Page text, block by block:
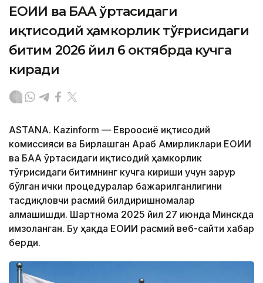
ЕОИИ ва БАА ўртасидаги
иқтисодий ҳамкорлик тўғрисидаги
битим 2026 йил 6 октябрда кучга
киради
ASTANА. Кazinform — Евроосиё иқтисодий
комиссияси ва Бирлашган Араб Амирликлари ЕОИИ
ва БАА ўртасидаги иқтисодий ҳамкорлик
тўғрисидаги битимнинг кучга кириши учун зарур
бўлган ички процедуралар бажарилганлигини
тасдиқловчи расмий билдиришномалар
алмашишди. Шартнома 2025 йил 27 июнда Минскда
имзоланган. Бу ҳақда ЕОИИ расмий веб-сайти хабар
берди.